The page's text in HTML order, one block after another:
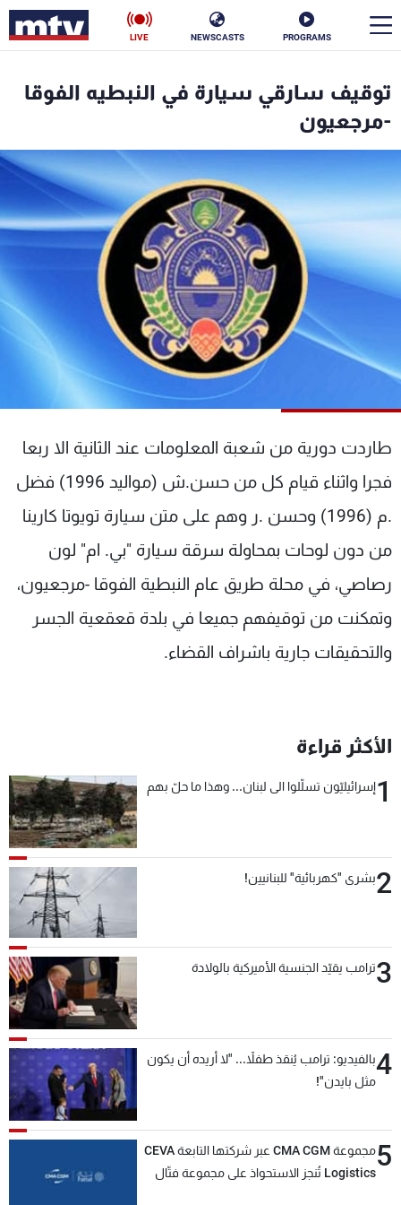
PROGRAMS
NEWSCASTS
LIVE
توقيف سارقي سيارة في النبطيه الفوقا
-مرجعيون
طاردت دورية من شعبة المعلومات عند الثانية الا ربعا
فجرا واثناء قيام كل من حسن.ش (مواليد 1996) فضل
.م (1996) وحسن .ر وهم على متن سيارة تويوتا كارينا
من دون لوحات بمحاولة سرقة سيارة "بي. ام" لون
رصاصي، في محلة طريق عام النبطية الفوقا -مرجعيون،
وتمكنت من توقيفهم جميعا في بلدة قعقعية الجسر
والتحقيقات جارية باشراف القضاء.
الأكثر قراءة
1إسرائيليّون تسلّلوا الى لبنان... وهذا ما حلّ بهم
2بشرى "كهربائية" للبنانيين!
3ترامب يقيّد الجنسية الأميركية بالولادة
4بالفيديو: ترامب يُنقذ طفلاً... "لا أريده أن يكون
مثل بايدن"!
5
مجموعة CMA CGM عبر شركتها التابعة CEVA
Logistics تُنجز الاستحواذ على مجموعة فتّال
الأخبار
ناس
إقتصاد فن
منوعات رياضة
كأس العالم
البرامج
الترددات
الإنـتـاج
تواصل معنا
شروط الإسـتخدام
سياسة الخصوصية